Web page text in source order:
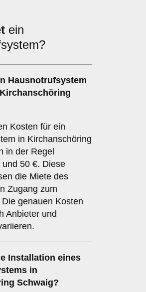
ein
Hausnotrufsystem
Kosten für ein
in Kirchanschöring
in der Regel
50 €. Diese
die Miete des
Zugang zum
genauen Kosten
Anbieter und
Installation eines
in
Schwaig?